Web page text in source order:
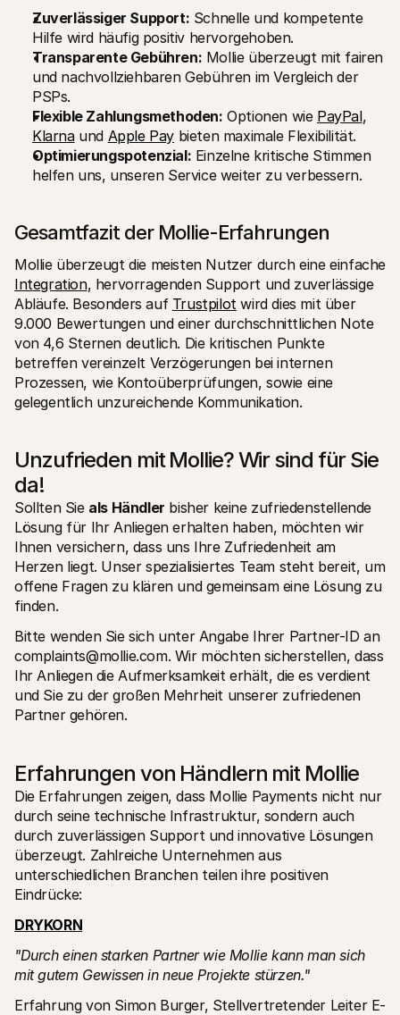
Für Endkunden
Warum steht Mollie auf Ihrem Kontoauszug?
Für Mollie-Händler
Kontaktieren Sie unseren Händler-Support
Sales-Team kontaktieren
Erfahren Sie, wie wir Ihrem Unternehmen helfen können
Zuverlässiger Support: Schnelle und kompetente
Hilfe wird häufig positiv hervorgehoben.
Transparente Gebühren: Mollie überzeugt mit fairen
und nachvollziehbaren Gebühren im Vergleich der
PSPs.
Flexible Zahlungsmethoden: Optionen wie PayPal
Klarna und Apple Pay bieten maximale Flexibilität.
Optimierungspotenzial: Einzelne kritische Stimmen
helfen uns, unseren Service weiter zu verbessern.
Gesamtfazit der Mollie-Erfahrungen
Integration, hervorragenden Support und zuverlässige
Abläufe. Besonders auf Trustpilot wird dies mit über
9.000 Bewertungen und einer durchschnittlichen Note
von 4,6 Sternen deutlich. Die kritischen Punkte
betreffen vereinzelt Verzögerungen bei internen
Prozessen, wie Kontoüberprüfungen, sowie eine
gelegentlich unzureichende Kommunikation.
Unzufrieden mit Mollie? Wir sind für Sie
da!
Sollten Sie als Händler bisher keine zufriedenstellende
Lösung für Ihr Anliegen erhalten haben, möchten wir
Ihnen versichern, dass uns Ihre Zufriedenheit am
Herzen liegt. Unser spezialisiertes Team steht bereit, um
offene Fragen zu klären und gemeinsam eine Lösung zu
finden.
Bitte wenden Sie sich unter Angabe Ihrer Partner-ID an
complaints@mollie.com. Wir möchten sicherstellen, dass
Ihr Anliegen die Aufmerksamkeit erhält, die es verdient
und Sie zu der großen Mehrheit unserer zufriedenen
Partner gehören.
Erfahrungen von Händlern mit Mollie
Die Erfahrungen zeigen, dass Mollie Payments nicht nur
durch seine technische Infrastruktur, sondern auch
durch zuverlässigen Support und innovative Lösungen
überzeugt. Zahlreiche Unternehmen aus
unterschiedlichen Branchen teilen ihre positiven
Eindrücke:
DRYKORN
"Durch einen starken Partner wie Mollie kann man sich
mit gutem Gewissen in neue Projekte stürzen."
Erfahrung von Simon Burger, Stellvertretender Leiter E-